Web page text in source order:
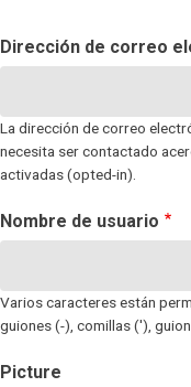
Dirección de correo
La dirección de correo
necesita ser contactado
activadas (opted-in).
Nombre de usuario
Varios caracteres están
guiones (-), comillas ('),
Picture